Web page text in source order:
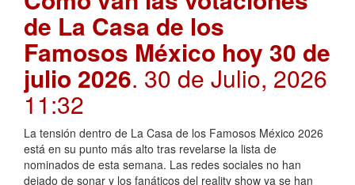
de La Casa de los
Famosos México hoy 30 de
julio 2026. 30 de Julio, 2026
11:32
La tensión dentro de La Casa de los Famosos México 2026
está en su punto más alto tras revelarse la lista de
nominados de esta semana. Las redes sociales no han
dejado de sonar y los fanáticos del reality show ya se han